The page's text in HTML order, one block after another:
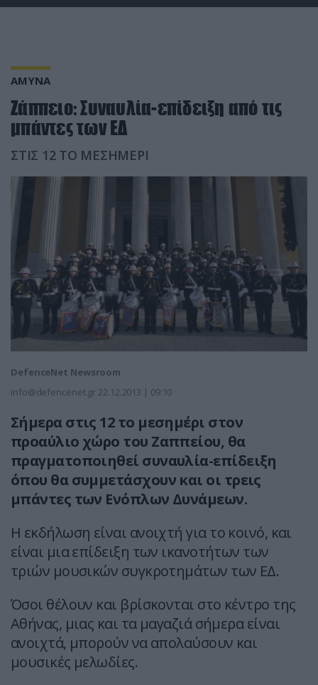
ΑΜΥΝΑ
Ζάππειο: Συναυλία-επίδειξη από τις
μπάντες των ΕΔ
ΣΤΙΣ 12 ΤΟ ΜΕΣΗΜΕΡΙ
DefenceNet Newsroom
info@defencenet.gr 22.12.2013 | 09:10
Σήμερα στις 12 το μεσημέρι στον
προαύλιο χώρο του Ζαππείου, θα
πραγματοποιηθεί συναυλία-επίδειξη
όπου θα συμμετάσχουν και οι τρεις
μπάντες των Ενόπλων Δυνάμεων.
Η εκδήλωση είναι ανοιχτή για το κοινό, και
είναι μια επίδειξη των ικανοτήτων των
τριών μουσικών συγκροτημάτων των ΕΔ.
Όσοι θέλουν και βρίσκονται στο κέντρο της
Αθήνας, μιας και τα μαγαζιά σήμερα είναι
ανοιχτά, μπορούν να απολαύσουν και
μουσικές μελωδίες.